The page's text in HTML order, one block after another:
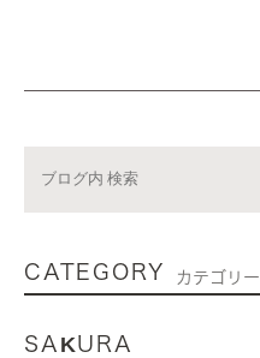
CATEGORY カテゴリー
SAKURA